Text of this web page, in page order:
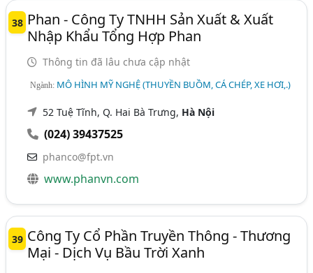
38 Phan - Công Ty TNHH Sản Xuất & Xuất
Nhập Khẩu Tổng Hợp Phan
Thông tin đã lâu chưa cập nhật
Ngành: MÔ HÌNH MỸ NGHỆ (THUYỀN BUỒM, CÁ CHÉP, XE HƠI,.)
52 Tuệ Tĩnh, Q. Hai Bà Trưng, Hà Nội
(024) 39437525
phanco@fpt.vn
www.phanvn.com
39 Công Ty Cổ Phần Truyền Thông - Thương
Mại - Dịch Vụ Bầu Trời Xanh